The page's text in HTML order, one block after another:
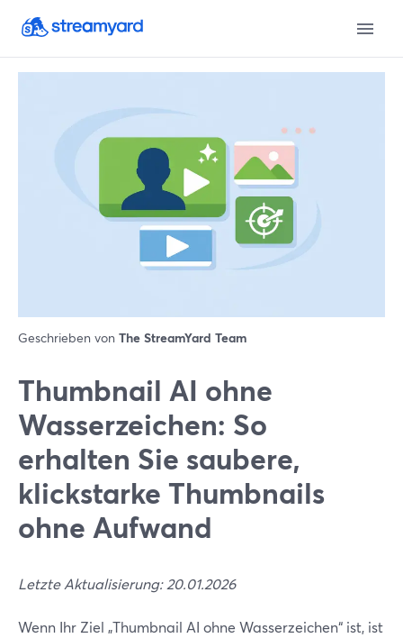
Geschrieben von The StreamYard Team
Thumbnail AI ohne
Wasserzeichen: So
erhalten Sie saubere,
klickstarke Thumbnails
ohne Aufwand
Letzte Aktualisierung: 20.01.2026
Wenn Ihr Ziel „Thumbnail AI ohne Wasserzeichen“ ist, ist